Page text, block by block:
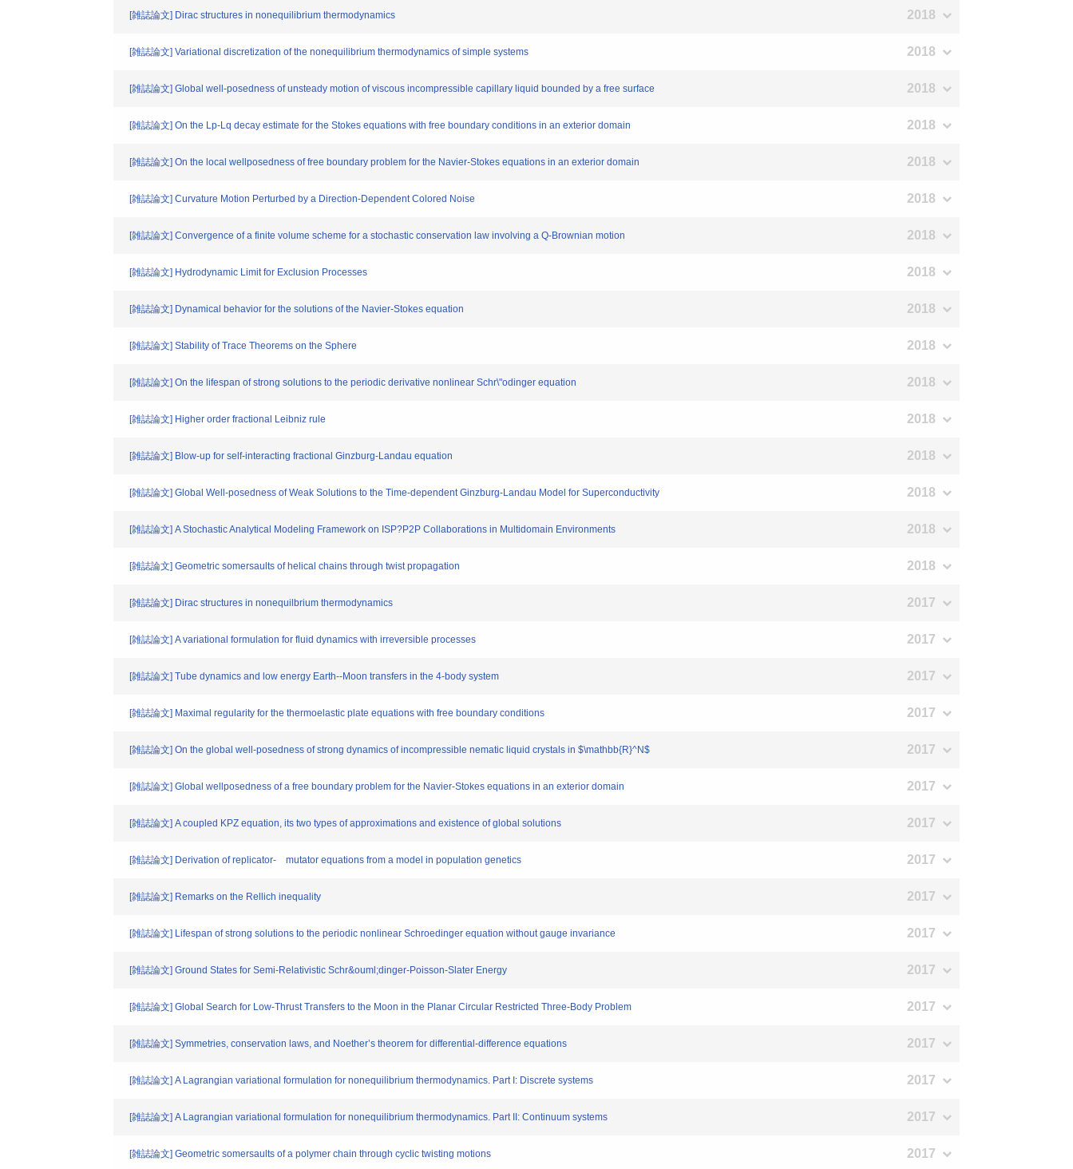
[雑誌論文] Dirac structures in nonequilibrium thermodynamics 2018
[雑誌論文] Variational discretization of the nonequilibrium thermodynamics of simple systems 2018
[雑誌論文] Global well-posedness of unsteady motion of viscous incompressible capillary liquid bounded by a free surface 2018
[雑誌論文] On the Lp-Lq decay estimate for the Stokes equations with free boundary conditions in an exterior domain 2018
[雑誌論文] On the local wellposedness of free boundary problem for the Navier-Stokes equations in an exterior domain 2018
[雑誌論文] Curvature Motion Perturbed by a Direction-Dependent Colored Noise 2018
[雑誌論文] Convergence of a finite volume scheme for a stochastic conservation law involving a Q-Brownian motion 2018
[雑誌論文] Hydrodynamic Limit for Exclusion Processes 2018
[雑誌論文] Dynamical behavior for the solutions of the Navier-Stokes equation 2018
[雑誌論文] Stability of Trace Theorems on the Sphere 2018
[雑誌論文] On the lifespan of strong solutions to the periodic derivative nonlinear Schr\"odinger equation 2018
[雑誌論文] Higher order fractional Leibniz rule 2018
[雑誌論文] Blow-up for self-interacting fractional Ginzburg-Landau equation 2018
[雑誌論文] Global Well-posedness of Weak Solutions to the Time-dependent Ginzburg-Landau Model for Superconductivity 2018
[雑誌論文] A Stochastic Analytical Modeling Framework on ISP?P2P Collaborations in Multidomain Environments 2018
[雑誌論文] Geometric somersaults of helical chains through twist propagation 2018
[雑誌論文] Dirac structures in nonequilbrium thermodynamics 2017
[雑誌論文] A variational formulation for fluid dynamics with irreversible processes 2017
[雑誌論文] Tube dynamics and low energy Earth--Moon transfers in the 4-body system 2017
[雑誌論文] Maximal regularity for the thermoelastic plate equations with free boundary conditions 2017
[雑誌論文] On the global well-posedness of strong dynamics of incompressible nematic liquid crystals in $\mathbb{R}^N$ 2017
[雑誌論文] Global wellposedness of a free boundary problem for the Navier-Stokes equations in an exterior domain 2017
[雑誌論文] A coupled KPZ equation, its two types of approximations and existence of global solutions 2017
[雑誌論文] Derivation of replicator- mutator equations from a model in population genetics 2017
[雑誌論文] Remarks on the Rellich inequality 2017
[雑誌論文] Lifespan of strong solutions to the periodic nonlinear Schroedinger equation without gauge invariance 2017
[雑誌論文] Ground States for Semi-Relativistic Schr&ouml;dinger-Poisson-Slater Energy 2017
[雑誌論文] Global Search for Low-Thrust Transfers to the Moon in the Planar Circular Restricted Three-Body Problem 2017
[雑誌論文] Symmetries, conservation laws, and Noether’s theorem for differential-difference equations 2017
[雑誌論文] A Lagrangian variational formulation for nonequilibrium thermodynamics. Part I: Discrete systems 2017
[雑誌論文] A Lagrangian variational formulation for nonequilibrium thermodynamics. Part II: Continuum systems 2017
[雑誌論文] Geometric somersaults of a polymer chain through cyclic twisting motions 2017